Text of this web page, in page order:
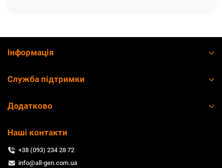
Інформація
Служба підтримки
Додатково
Наші контакти
+38 (093) 234 28 72
info@all-gen.com.ua